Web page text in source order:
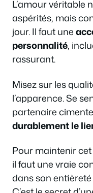
L’amour véritable
aspérités, mais
jour. Il faut une
personnalité,
rassurant.
Misez sur les
l’apparence. Se
partenaire
durablement le
Pour maintenir
il faut une vraie
dans son